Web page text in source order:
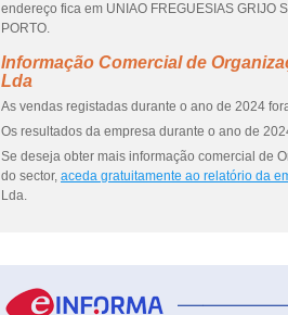
endereço fica em UNIAO FREGUESIAS GRIJO
PORTO.
Informação Comercial de
Lda
As vendas registadas durante o ano de 2024
Os resultados da empresa durante o ano de
Se deseja obter mais informação comercial de
do sector, aceda gratuitamente ao relatório da
Lda.